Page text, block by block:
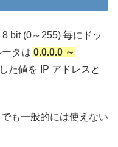
bit (0～255) 毎にドッ
タは 0.0.0.0 ～
た値を IP アドレスと
も一般的には使えない